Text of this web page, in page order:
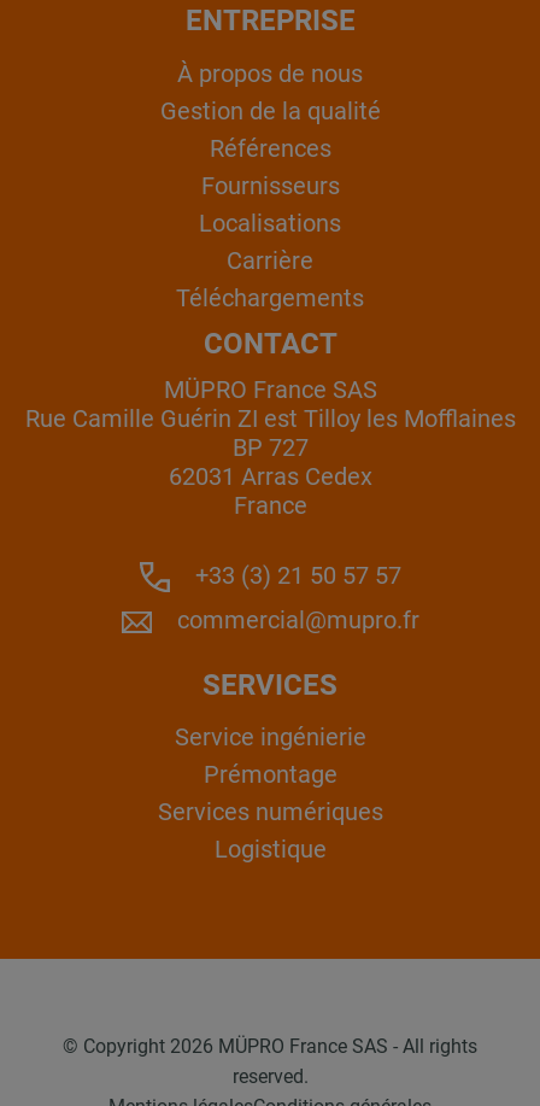
ENTREPRISE
À propos de nous
Gestion de la qualité
Références
Fournisseurs
Localisations
Carrière
Téléchargements
CONTACT
MÜPRO France SAS
Rue Camille Guérin ZI est Tilloy les Mofflaines
BP 727
62031 Arras Cedex
France
+33 (3) 21 50 57 57
commercial@mupro.fr
SERVICES
Service ingénierie
Prémontage
Services numériques
Logistique
© Copyright 2026 MÜPRO France SAS - All rights
reserved.